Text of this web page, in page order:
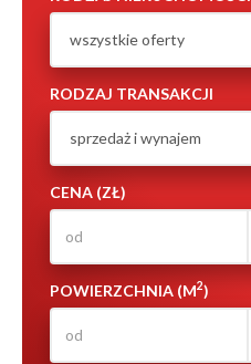
RODZAJ TRANSAKCJI
CENA (ZŁ)
POWIERZCHNIA (M2)